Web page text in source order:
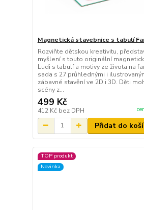
Magnetická stavebnice s tabulí
Rozviňte dětskou kreativitu,
myšlení s touto originální
Ludi s tabulí a motivy ze života na
sada s 27 průhlednými i
zábavné stavění ve 2D i 3D. Děti
scény z...
499 Kč
412 Kč bez DPH
Přidat do
TOP produkt
Novinka